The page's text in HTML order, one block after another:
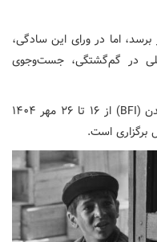
اما در ورای این سادگی،
در گم‌گشتگی، جست‌وجوی
شصت‌ونهمین جشنواره بین‌المللی فیلم لندن (BFI) از ۱۶ تا ۲۶ مهر ۱۴۰۴